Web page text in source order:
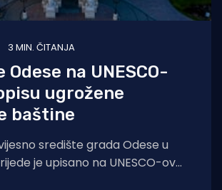
3 MIN. ČITANJA
na UNESCO-
ugrožene
baštine
središte grada Odese u
je upisano na UNESCO-ov